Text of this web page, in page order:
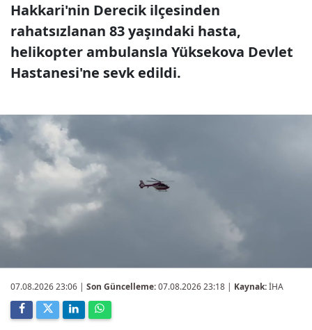
Hakkari'nin Derecik ilçesinden
rahatsızlanan 83 yaşındaki hasta,
helikopter ambulansla Yüksekova Devlet
Hastanesi'ne sevk edildi.
07.08.2026 23:06 | Son Güncelleme:07.08.2026 23:18 | Kaynak:İHA